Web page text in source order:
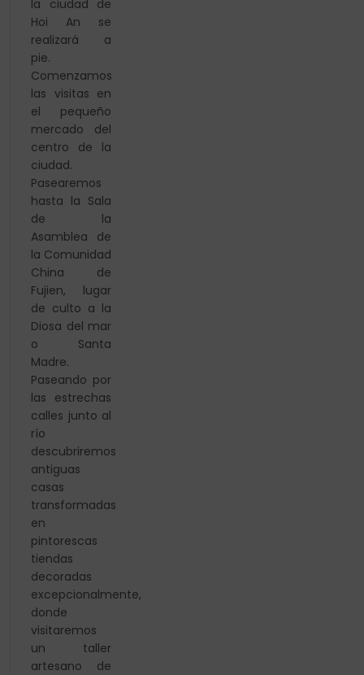
la ciudad de
Hoi An se
realizará a
pie.
Comenzamos
las visitas en
el pequeño
mercado del
centro de la
ciudad.
Pasearemos
hasta la Sala
de la
Asamblea de
la Comunidad
China de
Fujien, lugar
de culto a la
Diosa del mar
o Santa
Madre.
Paseando por
las estrechas
calles junto al
río
descubriremos
antiguas
casas
transformadas
en
pintorescas
tiendas
decoradas
excepcionalmente,
donde
visitaremos
un taller
artesano de